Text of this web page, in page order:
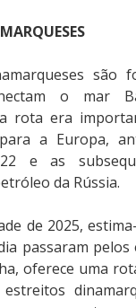
são
o mar
rota era
a Europa,
e as
da Rússia.
de 2025,
passaram pelos
oferece uma